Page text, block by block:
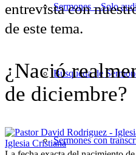
Sermones – Solo
Búsqueda de
Sermones con
entrevista con
de este tema.
¿Nació
de diciembre?